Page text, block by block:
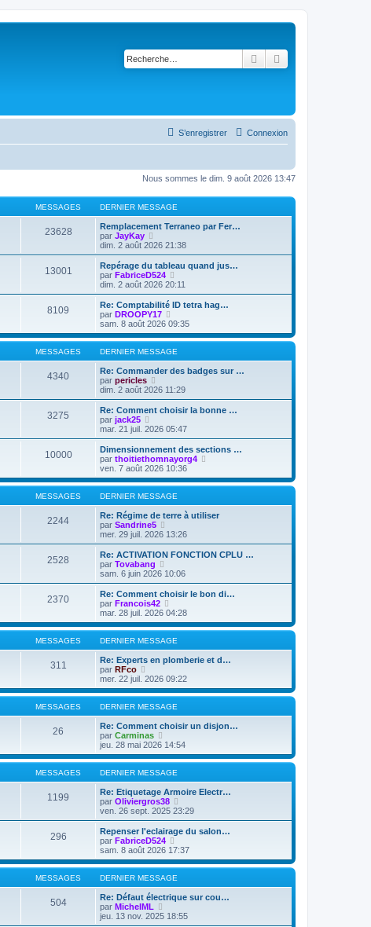
Rechercher
Connexion
S’enregistrer
Nous sommes le dim. 9 août 2026 13:47
MESSAGES DERNIER MESSAGE
23628
Remplacement Terraneo par Fer…
par JayKay
o
i
r
l
e
e
r
n
i
e
r
m
e
s
s
a
e
dim. 2 août 2026 21:38
13001
Repérage du tableau quand jus…
par FabriceD524
o
i
r
e
e
n
i
r
e
s
s
a
e
dim. 2 août 2026 20:11
8109
Re: Comptabilité ID tetra hag…
par DROOPY17
o
i
r
l
e
d
r
n
i
r
e
s
s
a
g
e
sam. 8 août 2026 09:35
MESSAGES DERNIER MESSAGE
4340
Re: Commander des badges sur …
par pericles
o
i
r
e
r
n
i
e
r
m
s
s
a
e
dim. 2 août 2026 11:29
3275
Re: Comment choisir la bonne …
par jack25
o
i
r
l
e
e
r
n
i
e
r
e
s
s
a
e
mar. 21 juil. 2026 05:47
10000
Dimensionnement des sections …
par thoitiethomnayorg4
i
r
e
d
n
i
s
g
ven. 7 août 2026 10:36
MESSAGES DERNIER MESSAGE
2244
Re: Régime de terre à utiliser
par Sandrine5
o
i
r
e
r
n
i
e
r
m
e
s
s
a
g
e
mer. 29 juil. 2026 13:26
2528
Re: ACTIVATION FONCTION CPLU …
par Tovabang
o
i
r
l
e
e
r
n
i
r
e
s
s
a
e
sam. 6 juin 2026 10:06
2370
Re: Comment choisir le bon di…
par Francois42
o
i
r
l
e
d
r
n
i
e
r
m
s
s
a
g
e
mar. 28 juil. 2026 04:28
MESSAGES DERNIER MESSAGE
311
Re: Experts en plomberie et d…
par RFco
o
i
r
l
e
d
e
r
n
i
e
r
m
e
s
s
a
g
e
mer. 22 juil. 2026 09:22
MESSAGES DERNIER MESSAGE
26
Re: Comment choisir un disjon…
par Carminas
o
i
r
l
e
d
e
r
n
i
r
e
s
s
a
e
jeu. 28 mai 2026 14:54
MESSAGES DERNIER MESSAGE
1199
Re: Etiquetage Armoire Electr…
par Oliviergros38
o
i
r
e
e
n
i
r
ven. 26 sept. 2025 23:29
296
Repenser l'eclairage du salon…
par FabriceD524
o
i
r
e
d
r
n
sam. 8 août 2026 17:37
MESSAGES DERNIER MESSAGE
504
Re: Défaut électrique sur cou…
par MichelML
o
i
jeu. 13 nov. 2025 18:55